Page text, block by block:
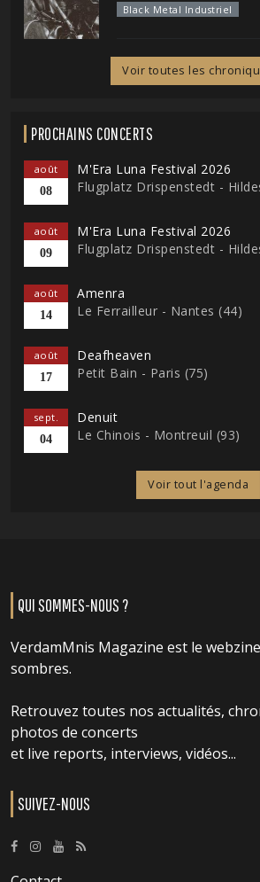
Black Metal Industriel
Voir toutes les
PROCHAINS CONCERTS
août
08
M'Era Luna Festival 2026
Flugplatz Drispenstedt -
août
09
M'Era Luna Festival 2026
Flugplatz Drispenstedt -
août
14
Amenra
Le Ferrailleur - Nantes (44)
août
17
Deafheaven
Petit Bain - Paris (75)
sept.
04
Denuit
Le Chinois - Montreuil (93)
Voir tout l'agenda
QUI SOMMES-NOUS ?
VerdamMnis Magazine est le
sombres.
Retrouvez toutes nos actualités,
photos de concerts
et live reports, interviews, vidéos...
SUIVEZ-NOUS